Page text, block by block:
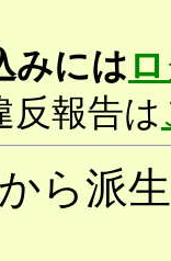
みには
反報告は
ら派